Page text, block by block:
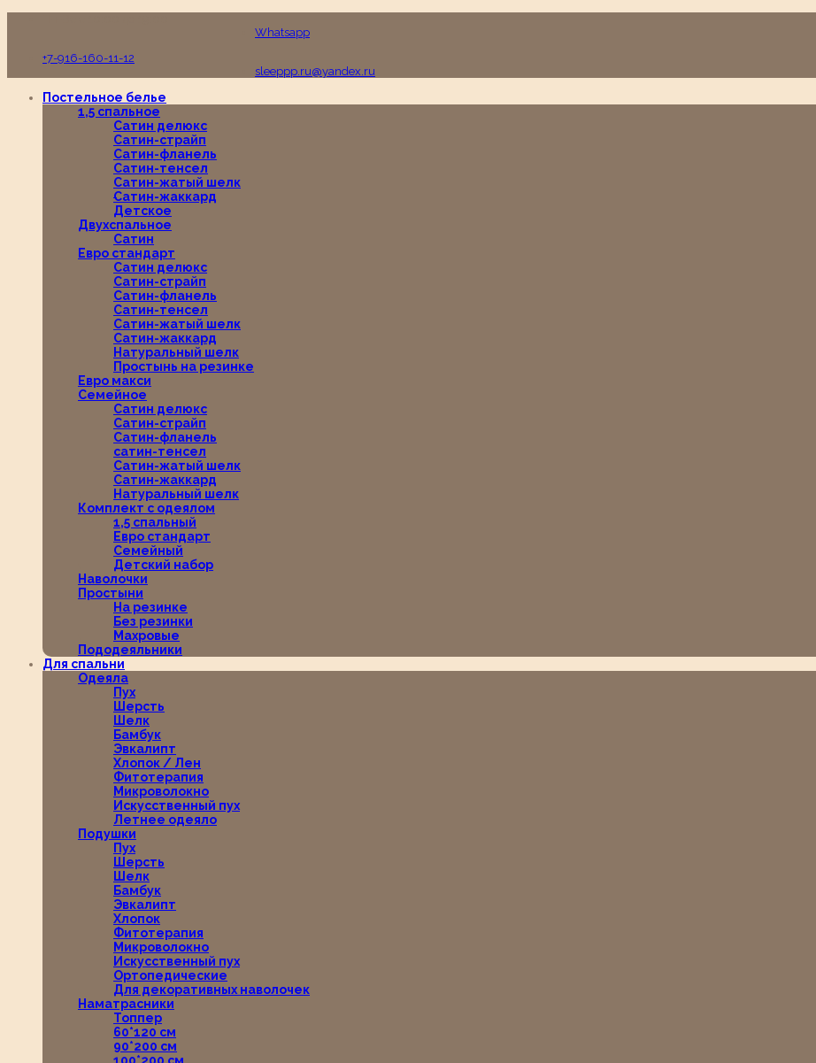
Whatsapp
+7-916-160-11-12
sleeppp.ru@yandex.ru
Постельное белье
1,5 спальное
Сатин делюкс
Сатин-страйп
Сатин-фланель
Сатин-тенсел
Сатин-жатый шелк
Сатин-жаккард
Детское
Двухспальное
Сатин
Евро стандарт
Сатин делюкс
Сатин-страйп
Сатин-фланель
Сатин-тенсел
Сатин-жатый шелк
Сатин-жаккард
Натуральный шелк
Простынь на резинке
Евро макси
Семейное
Сатин делюкс
Сатин-страйп
Сатин-фланель
сатин-тенсел
Сатин-жатый шелк
Сатин-жаккард
Натуральный шелк
Комплект с одеялом
1,5 спальный
Евро стандарт
Семейный
Детский набор
Наволочки
Простыни
На резинке
Без резинки
Махровые
Пододеяльники
Для спальни
Одеяла
Пух
Шерсть
Шелк
Бамбук
Эвкалипт
Хлопок / Лен
Фитотерапия
Микроволокно
Искусственный пух
Летнее одеяло
Подушки
Пух
Шерсть
Шелк
Бамбук
Эвкалипт
Хлопок
Фитотерапия
Микроволокно
Искусственный пух
Ортопедические
Для декоративных наволочек
Наматрасники
Топпер
60*120 см
90*200 см